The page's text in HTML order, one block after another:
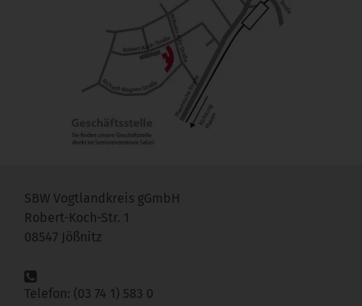
SBW Vogtlandkreis gGmbH
Robert-Koch-Str. 1
08547 Jößnitz
Telefon: (03 74 1) 583 0